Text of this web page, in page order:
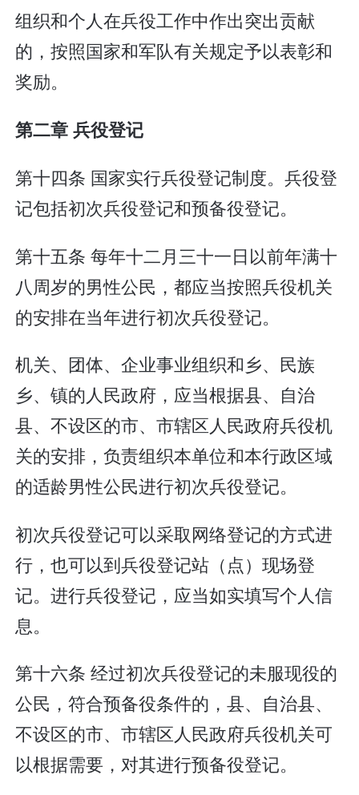
组织和个人在兵役工作中作出突出贡献
的，按照国家和军队有关规定予以表彰和
奖励。
第二章 兵役登记
第十四条 国家实行兵役登记制度。兵役登
记包括初次兵役登记和预备役登记。
第十五条 每年十二月三十一日以前年满十
八周岁的男性公民，都应当按照兵役机关
的安排在当年进行初次兵役登记。
机关、团体、企业事业组织和乡、民族
乡、镇的人民政府，应当根据县、自治
县、不设区的市、市辖区人民政府兵役机
关的安排，负责组织本单位和本行政区域
的适龄男性公民进行初次兵役登记。
初次兵役登记可以采取网络登记的方式进
行，也可以到兵役登记站（点）现场登
记。进行兵役登记，应当如实填写个人信
息。
第十六条 经过初次兵役登记的未服现役的
公民，符合预备役条件的，县、自治县、
不设区的市、市辖区人民政府兵役机关可
以根据需要，对其进行预备役登记。